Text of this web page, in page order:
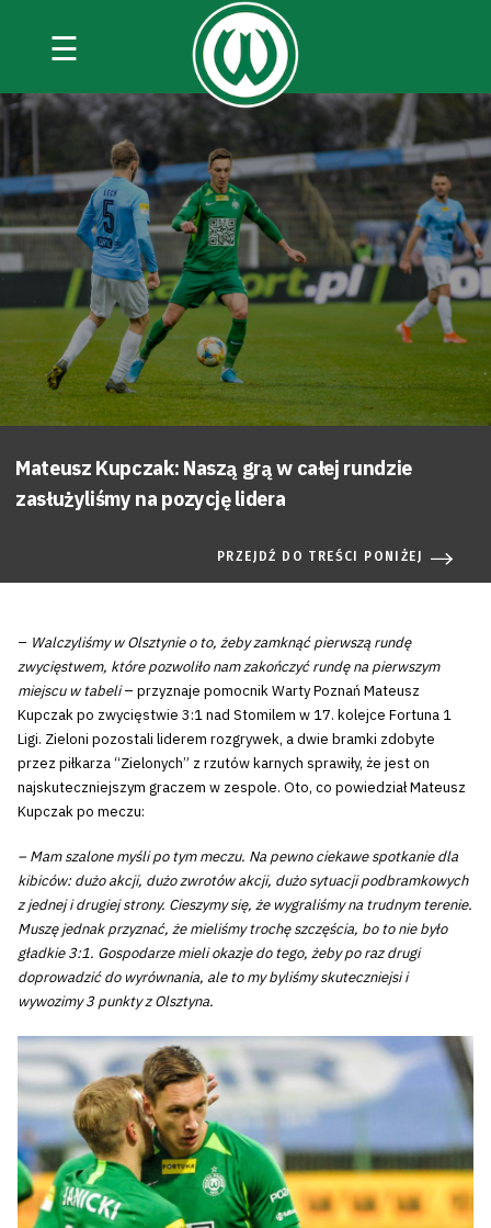
☰
Mateusz Kupczak: Naszą grą w całej rundzie
zasłużyliśmy na pozycję lidera
PRZEJDŹ DO TREŚCI PONIŻEJ
– Walczyliśmy w Olsztynie o to, żeby zamknąć pierwszą rundę
zwycięstwem, które pozwoliło nam zakończyć rundę na pierwszym
miejscu w tabeli– przyznaje pomocnik Warty Poznań Mateusz
Kupczak po zwycięstwie 3:1 nad Stomilem w 17. kolejce Fortuna 1
Ligi. Zieloni pozostali liderem rozgrywek, a dwie bramki zdobyte
przez piłkarza “Zielonych” z rzutów karnych sprawiły, że jest on
najskuteczniejszym graczem w zespole. Oto, co powiedział Mateusz
Kupczak po meczu:
– Mam szalone myśli po tym meczu. Na pewno ciekawe spotkanie dla
kibiców: dużo akcji, dużo zwrotów akcji, dużo sytuacji podbramkowych
z jednej i drugiej strony. Cieszymy się, że wygraliśmy na trudnym terenie.
Muszę jednak przyznać, że mieliśmy trochę szczęścia, bo to nie było
gładkie 3:1. Gospodarze mieli okazje do tego, żeby po raz drugi
doprowadzić do wyrównania, ale to my byliśmy skuteczniejsi i
wywozimy 3 punkty z Olsztyna.